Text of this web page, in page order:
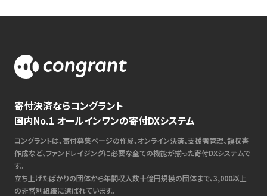
寄付決済ならコングラント
国内No.1 オールインワンの寄付DXシステム
コングラントは、寄付募集ページの作成、オンライン決済、支援者管理、領収書
作成など、ファンドレイジングに必要な全ての機能が揃った寄付DXシステムで
す。
立ち上げたばかりの団体から年間収入数十億円規模の団体まで、3,000以上
の非営利組織に選ばれています。